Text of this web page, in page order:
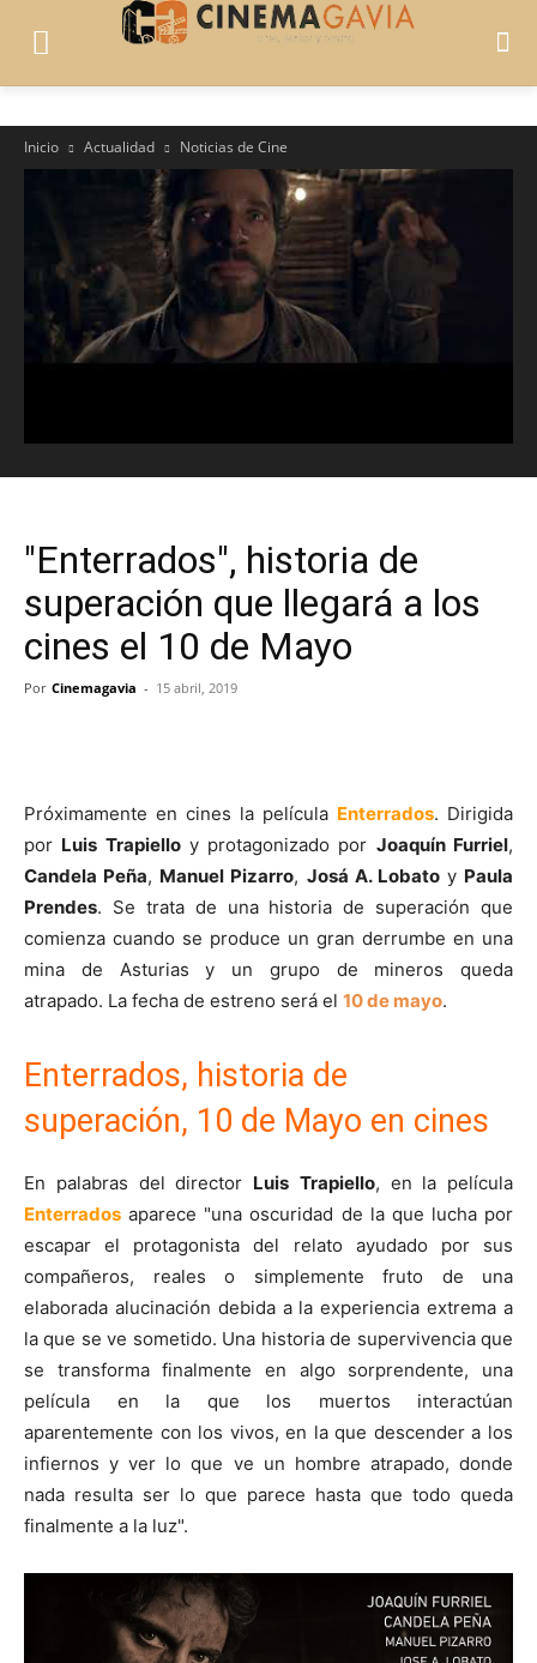
Inicio Actualidad Noticias de Cine
"Enterrados", historia de
superación que llegará a los
cines el 10 de Mayo
Por Cinemagavia - 15 abril, 2019
Próximamente en cines la película Enterrados. Dirigida
por Luis Trapielloy protagonizado por Joaquín Furriel,
Candela Peña, Manuel Pizarro, Josá A. Lobatoy Paula
Prendes. Se trata de una historia de superación que
comienza cuando se produce un gran derrumbe en una
mina de Asturias y un grupo de mineros queda
atrapado. La fecha de estreno será el 10 de mayo.
Enterrados, historia de
superación, 10 de Mayo en cines
En palabras del director Luis Trapiello, en la película
Enterrados aparece "una oscuridad de la que lucha por
escapar el protagonista del relato ayudado por sus
compañeros, reales o simplemente fruto de una
elaborada alucinación debida a la experiencia extrema a
la que se ve sometido. Una historia de supervivencia que
se transforma finalmente en algo sorprendente, una
película en la que los muertos interactúan
aparentemente con los vivos, en la que descender a los
infiernos y ver lo que ve un hombre atrapado, donde
nada resulta ser lo que parece hasta que todo queda
finalmente a la luz".